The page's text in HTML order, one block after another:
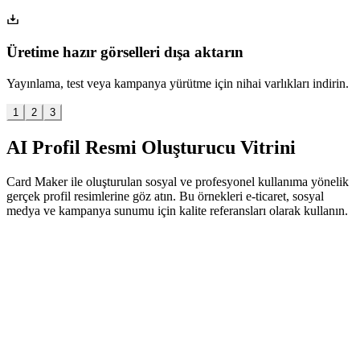
Üretime hazır görselleri dışa aktarın
Yayınlama, test veya kampanya yürütme için nihai varlıkları indirin.
1 2 3
AI Profil Resmi Oluşturucu Vitrini
Card Maker ile oluşturulan sosyal ve profesyonel kullanıma yönelik
gerçek profil resimlerine göz atın. Bu örnekleri e-ticaret, sosyal
medya ve kampanya sunumu için kalite referansları olarak kullanın.